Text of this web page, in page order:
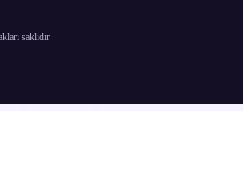
saklıdır